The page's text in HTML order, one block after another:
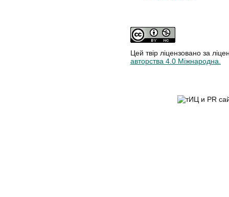
Цей твір ліцензовано за
авторства 4.0 Міжнародна.